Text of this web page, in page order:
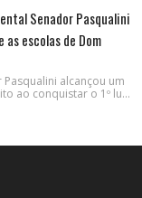
Senador Pasqualini
as escolas de Dom
Pasqualini alcançou um
ao conquistar o 1º lu...